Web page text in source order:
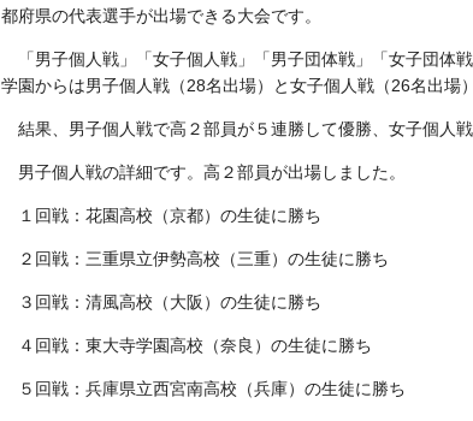
都府県の代表選手が出場できる大会です。
「男子個人戦」「女子個人戦」「男子団体戦」「女子団体
学園からは男子個人戦（28名出場）と女子個人戦（26名出場
結果、男子個人戦で高２部員が５連勝して優勝、女子個人
男子個人戦の詳細です。高２部員が出場しました。
１回戦：花園高校（京都）の生徒に勝ち
２回戦：三重県立伊勢高校（三重）の生徒に勝ち
３回戦：清風高校（大阪）の生徒に勝ち
４回戦：東大寺学園高校（奈良）の生徒に勝ち
５回戦：兵庫県立西宮南高校（兵庫）の生徒に勝ち